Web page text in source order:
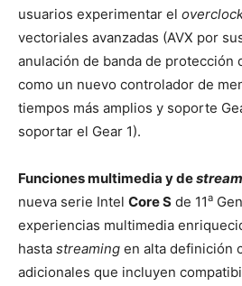
usuarios experimentar el
vectoriales avanzadas (AVX por
anulación de banda de protección
como un nuevo controlador de
tiempos más amplios y soporte
soportar el Gear 1).
Funciones multimedia y de
nueva serie Intel Core S de 11a
experiencias multimedia
hasta streaming en alta definición
adicionales que incluyen